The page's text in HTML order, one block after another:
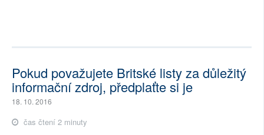
Pokud považujete Britské listy za důležitý
informační zdroj, předplaťte si je
18. 10. 2016
čas čtení 2 minuty